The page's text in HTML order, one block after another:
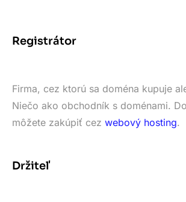
Registrátor
Firma, cez ktorú sa doména kupuje
Niečo ako obchodník s doménami.
môžete zakúpiť cez webový hosting.
Držiteľ